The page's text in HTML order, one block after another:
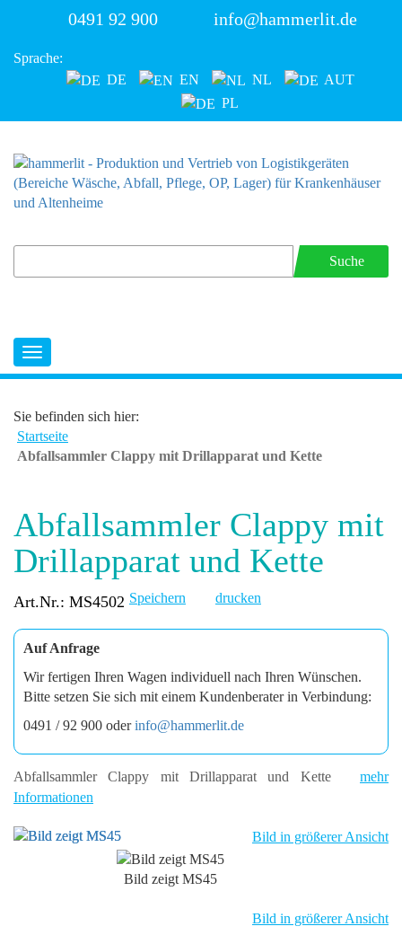
0491 92 900 info@hammerlit.de
Sprache:
DE
EN NL
AUT
PL
Suche
Sie befinden sich hier:
Startseite
Abfallsammler Clappy mit Drillapparat und Kette
Abfallsammler Clappy mit
Drillapparat und Kette
Art.Nr.: MS4502 Speichern drucken
Auf Anfrage
Wir fertigen Ihren Wagen individuell nach Ihren Wünschen.
Bitte setzen Sie sich mit einem Kundenberater in Verbindung:
0491 / 92 900 oderinfo@hammerlit.de
Abfallsammler Clappy mit Drillapparat und Kette
mehr
Informationen
Bild in größerer Ansicht
Bild zeigt MS45
Bild in größerer Ansicht